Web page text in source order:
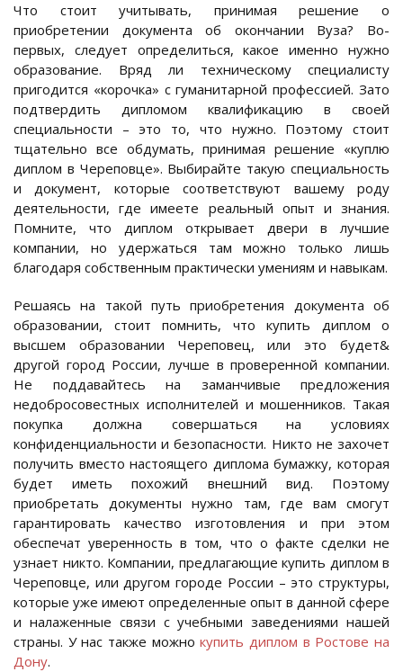
Что стоит учитывать, принимая решение о
приобретении документа об окончании Вуза? Во-
первых, следует определиться, какое именно нужно
образование. Вряд ли техническому специалисту
пригодится «корочка» с гуманитарной профессией. Зато
подтвердить дипломом квалификацию в своей
специальности – это то, что нужно. Поэтому стоит
тщательно все обдумать, принимая решение «куплю
диплом в Череповце». Выбирайте такую специальность
и документ, которые соответствуют вашему роду
деятельности, где имеете реальный опыт и знания.
Помните, что диплом открывает двери в лучшие
компании, но удержаться там можно только лишь
благодаря собственным практически умениям и навыкам.
Решаясь на такой путь приобретения документа об
образовании, стоит помнить, что купить диплом о
высшем образовании Череповец, или это будет&
другой город России, лучше в проверенной компании.
Не поддавайтесь на заманчивые предложения
недобросовестных исполнителей и мошенников. Такая
покупка должна совершаться на условиях
конфиденциальности и безопасности. Никто не захочет
получить вместо настоящего диплома бумажку, которая
будет иметь похожий внешний вид. Поэтому
приобретать документы нужно там, где вам смогут
гарантировать качество изготовления и при этом
обеспечат уверенность в том, что о факте сделки не
узнает никто. Компании, предлагающие купить диплом в
Череповце, или другом городе России – это структуры,
которые уже имеют определенные опыт в данной сфере
и налаженные связи с учебными заведениями нашей
страны. У нас также можнокупить диплом в Ростове на
Дону.